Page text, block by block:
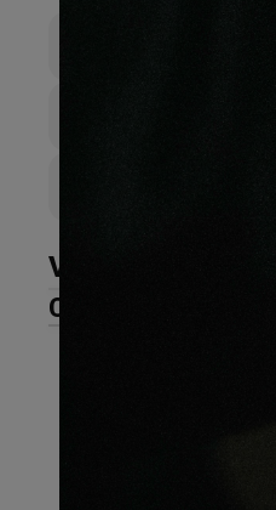
VOIR LA GALERIE
CARACTÉRISTIQUES